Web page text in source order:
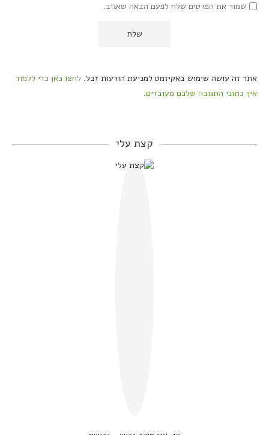
שמור את הפרטים שלח לפעם הבאה שאגיב.
אתר זה עושה שימוש באקיזמט למניעת הודעות זבל. לחצו כאן כדי ללמוד
איך נתוני התגובה שלכם מעובדים.
קצת עלי